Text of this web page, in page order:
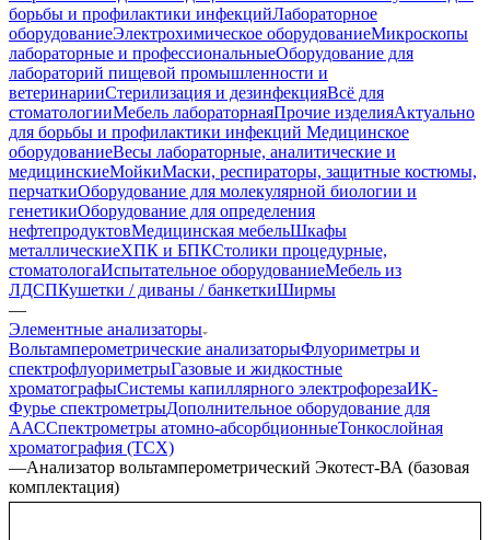
борьбы и профилактики инфекцийЛабораторное
оборудованиеЭлектрохимическое оборудованиеМикроскопы
лабораторные и профессиональныеОборудование для
лабораторий пищевой промышленности и
ветеринарииСтерилизация и дезинфекцияВсё для
стоматологииМебель лабораторнаяПрочие изделияАктуально
для борьбы и профилактики инфекций Медицинское
оборудованиеВесы лабораторные, аналитические и
медицинскиеМойкиМаски, респираторы, защитные костюмы,
перчаткиОборудование для молекулярной биологии и
генетикиОборудование для определения
нефтепродуктовМедицинская мебельШкафы
металлическиеХПК и БПКСтолики процедурные,
стоматологаИспытательное оборудованиеМебель из
ЛДСПКушетки / диваны / банкеткиШирмы
—
Элементные анализаторы
Вольтамперометрические анализаторыФлуориметры и
спектрофлуориметрыГазовые и жидкостные
хроматографыСистемы капиллярного электрофорезаИК-
Фурье спектрометрыДополнительное оборудование для
ААССпектрометры атомно-абсорбционныеТонкослойная
хроматография (ТСХ)
—Анализатор вольтамперометрический Экотест-ВА (базовая
комплектация)